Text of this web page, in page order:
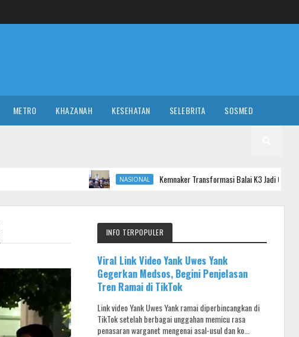
METRO KHAZANAH KESEHATAN SELEBRITA SOSMED
NASIONAL Kemnaker Transformasi Balai K3 Jadi Garda Terdepan
INFO TERPOPULER
Viral Link Video Yank Uwes Yank
Gegerkan Medsos, Begini Penjelasan
Tren Ramai di TikTok
Link video Yank Uwes Yank ramai diperbincangkan di
TikTok setelah berbagai unggahan memicu rasa
penasaran warganet mengenai asal-usul dan ko...